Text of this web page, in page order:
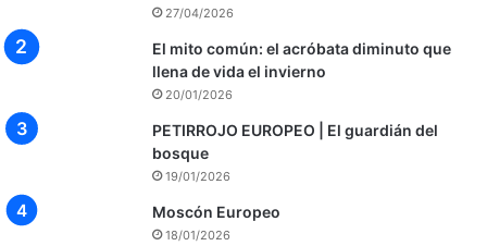
27/04/2026
El mito común: el acróbata diminuto que
llena de vida el invierno
20/01/2026
PETIRROJO EUROPEO | El guardián del
bosque
19/01/2026
Moscón Europeo
18/01/2026